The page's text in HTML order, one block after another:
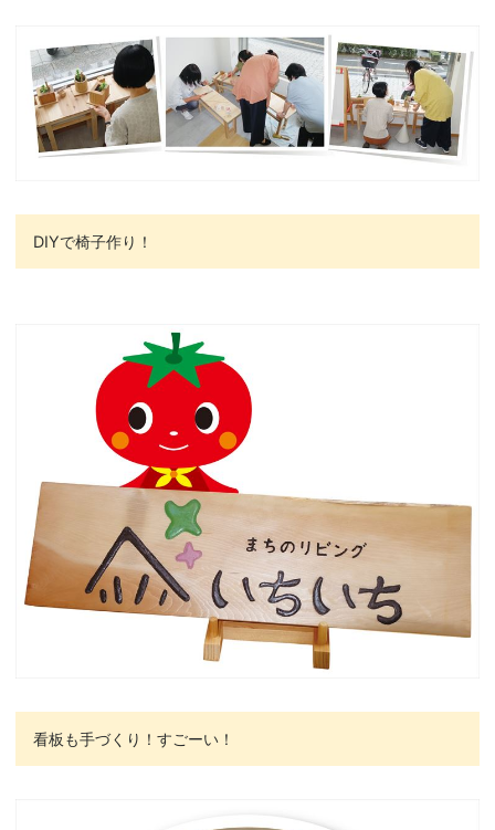
DIYで椅子作り！
看板も手づくり！すごーい！